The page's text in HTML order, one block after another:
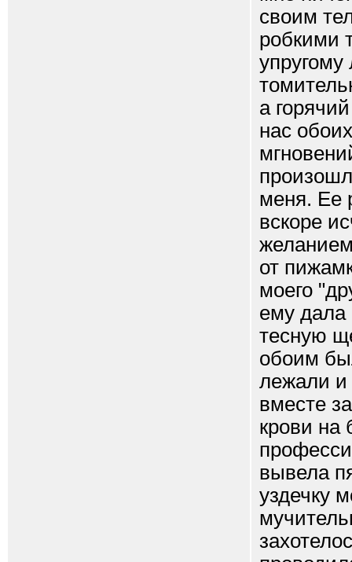
своим
робкими
упругому
а
нас
меня. Ее
вскоре
от
моего
ему дала
тесную
обоим
лежали и
вместе
крови на
вывела
уздечку